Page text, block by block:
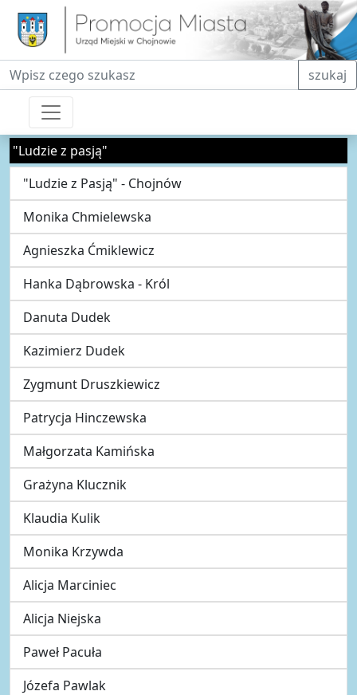
Fraza do wyszukiwania szukaj
"Ludzie z pasją"
"Ludzie z Pasją" - Chojnów
Monika Chmielewska
Agnieszka Ćmiklewicz
Hanka Dąbrowska - Król
Danuta Dudek
Kazimierz Dudek
Zygmunt Druszkiewicz
Patrycja Hinczewska
Małgorzata Kamińska
Grażyna Klucznik
Klaudia Kulik
Monika Krzywda
Alicja Marciniec
Alicja Niejska
Paweł Pacuła
Józefa Pawlak